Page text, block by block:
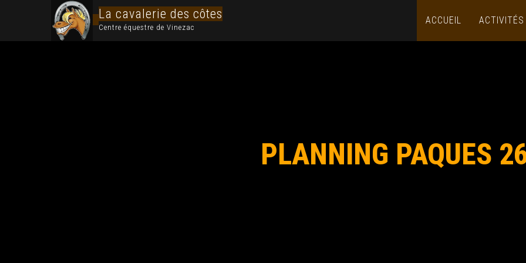
La cavalerie des côtes
Centre équestre de Vinezac
ACCUEIL ACTIVITÉS
PLANNING PAQUES